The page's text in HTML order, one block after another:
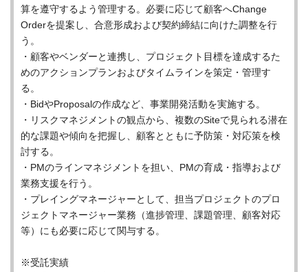
算を遵守するよう管理する。必要に応じて顧客へChange
Orderを提案し、合意形成および契約締結に向けた調整を行
う。
・顧客やベンダーと連携し、プロジェクト目標を達成するた
めのアクションプランおよびタイムラインを策定・管理す
る。
・BidやProposalの作成など、事業開発活動を実施する。
・リスクマネジメントの観点から、複数のSiteで見られる潜在
的な課題や傾向を把握し、顧客とともに予防策・対応策を検
討する。
・PMのラインマネジメントを担い、PMの育成・指導および
業務支援を行う。
・プレイングマネージャーとして、担当プロジェクトのプロ
ジェクトマネージャー業務（進捗管理、課題管理、顧客対応
等）にも必要に応じて関与する。
※受託実績